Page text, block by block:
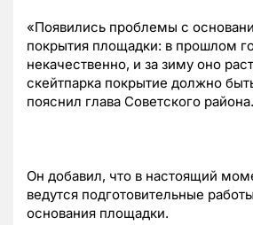
«Появились проблемы с
покрытия площадки: в прошлом
некачественно, и за зиму оно
скейтпарка покрытие должно
пояснил глава Советского района.
Он добавил, что в настоящий
ведутся подготовительные
основания площадки.